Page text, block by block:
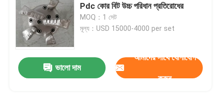
Pdc কোর বিট উচ্চ পরিধান প্রতিরোধের
MOQ：1 সেট
মূল্য：USD 15000-4000 per set
ভালো দাম
আমাদের সাথে যোগাযোগ
করুন